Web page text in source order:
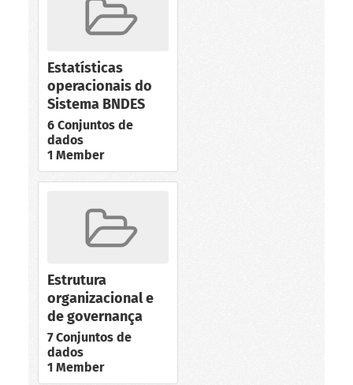
Estatísticas
operacionais do
Sistema BNDES
6 Conjuntos de
dados
1 Member
Estrutura
organizacional e
de governança
7 Conjuntos de
dados
1 Member